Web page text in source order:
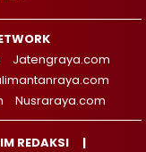
Jatengraya.com
Nusraraya.com
REDAKSI